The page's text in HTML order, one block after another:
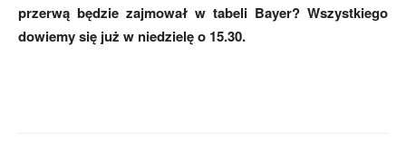
przerwą będzie zajmował w tabeli Bayer? Wszystkiego
dowiemy się już w niedzielę o 15.30.